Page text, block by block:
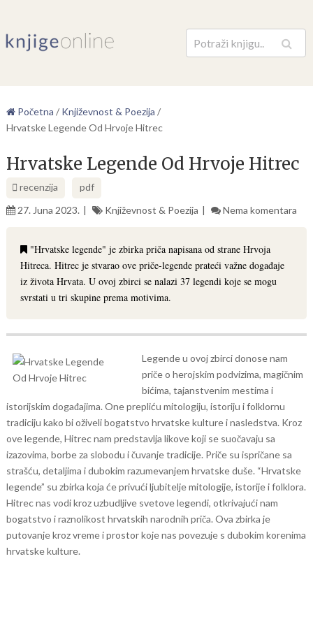
Pretraga
Početna / Književnost & Poezija /
Hrvatske Legende Od Hrvoje Hitrec
Hrvatske Legende Od Hrvoje Hitrec
recenzija
pdf
27. Juna 2023.
Književnost & Poezija Nema komentara
"Hrvatske legende" je zbirka priča napisana od strane Hrvoja
Hitreca. Hitrec je stvarao ove priče-legende prateći važne događaje
iz života Hrvata. U ovoj zbirci se nalazi 37 legendi koje se mogu
svrstati u tri skupine prema motivima.
Legende u ovoj zbirci donose nam
priče o herojskim podvizima, magičnim
bićima, tajanstvenim mestima i
istorijskim događajima. One prepliću mitologiju, istoriju i folklornu
tradiciju kako bi oživeli bogatstvo hrvatske kulture i nasledstva. Kroz
ove legende, Hitrec nam predstavlja likove koji se suočavaju sa
izazovima, borbe za slobodu i čuvanje tradicije. Priče su ispričane sa
strašću, detaljima i dubokim razumevanjem hrvatske duše. “Hrvatske
legende” su zbirka koja će privući ljubitelje mitologije, istorije i folklora.
Hitrec nas vodi kroz uzbudljive svetove legendi, otkrivajući nam
bogatstvo i raznolikost hrvatskih narodnih priča. Ova zbirka je
putovanje kroz vreme i prostor koje nas povezuje s dubokim korenima
hrvatske kulture.